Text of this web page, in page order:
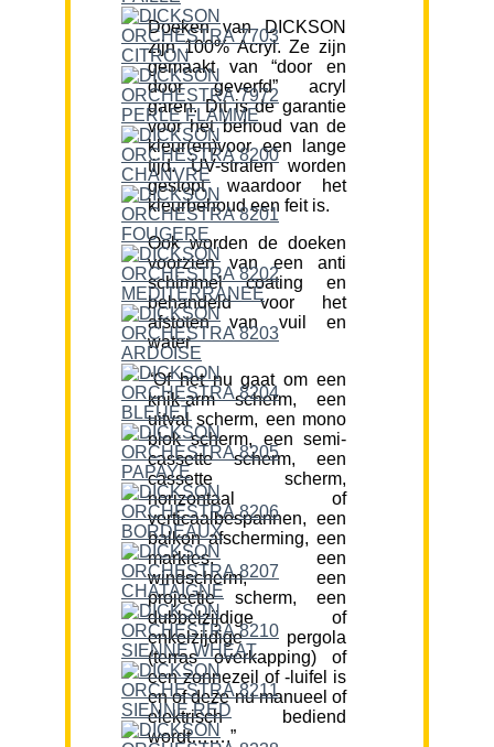
Doeken van DICKSON
zijn 100% Acryl. Ze zijn
gemaakt van “door en
door geverfd” acryl
garen. Dit is de garantie
voor het behoud van de
kleur(en)voor een lange
tijd. UV-stralen worden
gestopt waardoor het
kleurbehoud een feit is.
Ook worden de doeken
voorzien van een anti
schimmel coating en
behandeld voor het
afstoten van vuil en
water.
“Of het nu gaat om een
knik-arm scherm, een
uitval scherm, een mono
blok scherm, een semi-
cassette scherm, een
cassette scherm,
horizontaal of
verticaalbespannen, een
balkon afscherming, een
markies, een
windscherm, een
projectie scherm, een
dubbelzijdige of
enkelzijdige pergola
(terras overkapping) of
een zonnezeil of -luifel is
en of deze nu manueel of
elektrisch bediend
wordt…….”